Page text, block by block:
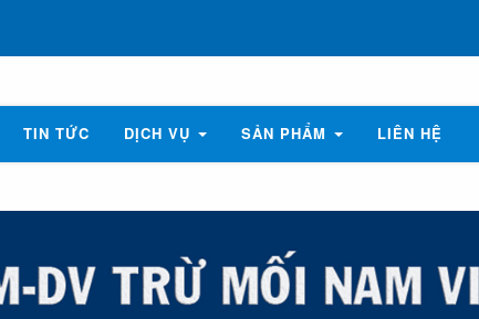
TIN TỨC DỊCH VỤ SẢN PHẨM LIÊN HỆ